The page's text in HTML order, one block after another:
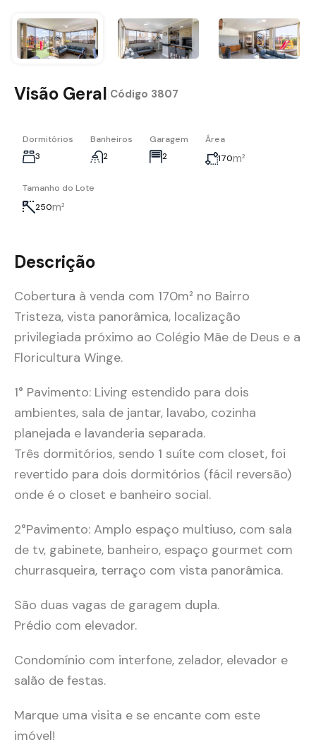
Visão Geral Código 3807
Dormitórios
3
Banheiros
2
Garagem
2
Área
170m²
Tamanho do Lote
250m²
Descrição
Cobertura à venda com 170m² no Bairro
Tristeza, vista panorâmica, localização
privilegiada próximo ao Colégio Mãe de Deus e a
Floricultura Winge.
1° Pavimento: Living estendido para dois
ambientes, sala de jantar, lavabo, cozinha
planejada e lavanderia separada.
Três dormitórios, sendo 1 suíte com closet, foi
revertido para dois dormitórios (fácil reversão)
onde é o closet e banheiro social.
2°Pavimento: Amplo espaço multiuso, com sala
de tv, gabinete, banheiro, espaço gourmet com
churrasqueira, terraço com vista panorâmica.
São duas vagas de garagem dupla.
Prédio com elevador.
Condomínio com interfone, zelador, elevador e
salão de festas.
Marque uma visita e se encante com este
imóvel!